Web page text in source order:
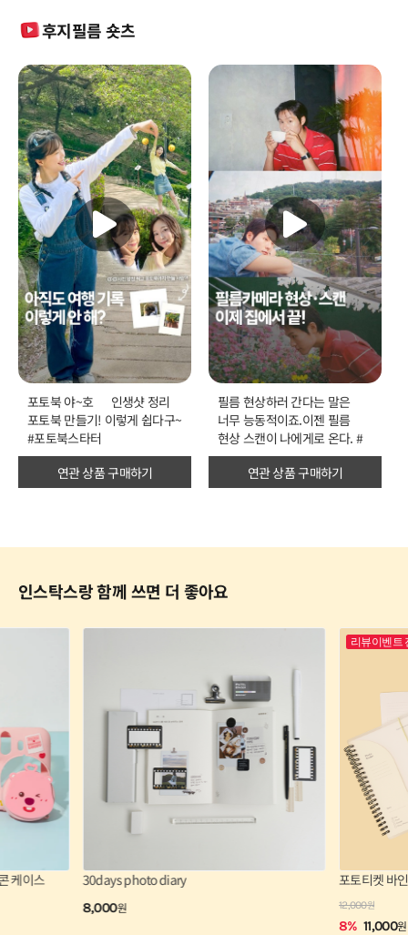
후지필름 숏츠
필름 현상하러 간다는 말은
너무 능동적이죠.이젠 필름
현상 스캔이 나에게로 온다. #
필름현상스캔
연관 상품 구매하기
하나의 카메라로 영상 촬영,
사진 촬영, 포토 프린터까지!😍
#미니에보시네마
연관 상품 구매하기
인스탁스랑 함께 쓰면 더 좋아요
케이스 30days photo diary
8,000원
리뷰이벤트
포토티켓 바
12,000원
8% 11,000원